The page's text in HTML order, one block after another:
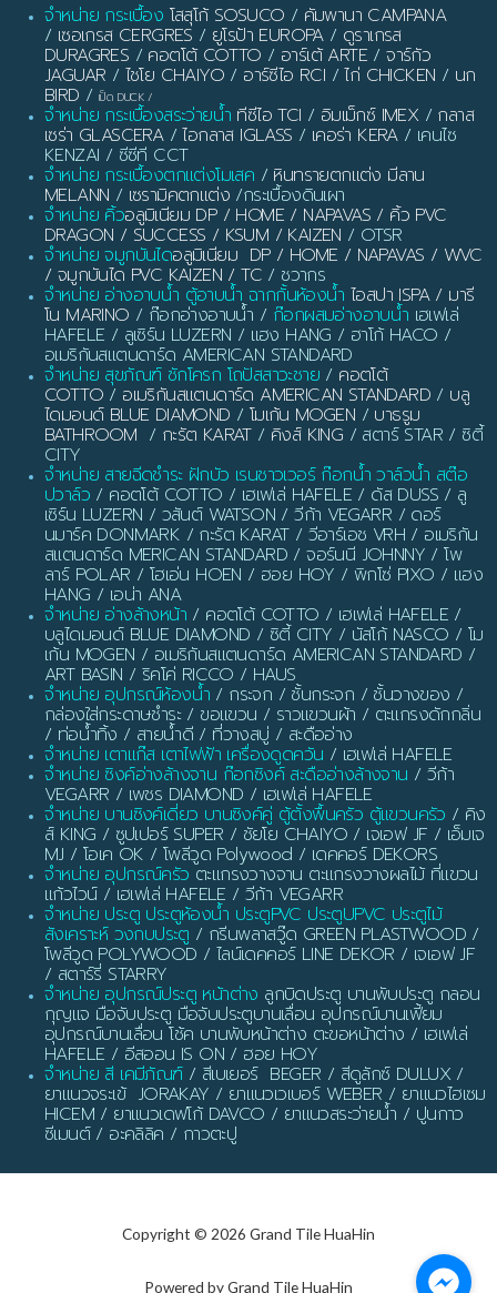
จำหน่าย กระเบื้อง โสสุโก้ SOSUCO / คัมพานา CAMPANA
/ เซอเกรส CERGRES / ยูโรป้า EUROPA/ ดูราเกรส
DURAGRES / คอตโต้ COTTO / อาร์เต้ ARTE /จาร์กัว
JAGUAR / ไชโย CHAIYO / อาร์ซีไอ RCI /ไก่ CHICKEN / นก
BIRD / เป็ด DUCK /
จำหน่าย กระเบื้องสระว่ายน้ำ ทีซีไอ TCI / อิมเม็กซ์ IMEX/ กลาส
เซร่า GLASCERA/ไอกลาส IGLASS / เคอร่า KERA/ เคนไซ
KENZAI / ซีซีที CCT
จำหน่าย กระเบื้องตกแต่งโมเสค / หินทรายตกแต่ง มีลาน
MELANN / เซรามิคตกแต่ง /กระเบื้องดินเผา
จำหน่าย คิ้วอลูมิเนียม DP / HOME / NAPAVAS / คิ้ว PVC
DRAGON / SUCCESS / KSUM / KAIZEN / OTSR
จำหน่าย จมูกบันไดอลูมิเนียม DP / HOME / NAPAVAS / WVC
/ จมูกบันได PVC KAIZEN / TC / ชวากร
จำหน่าย อ่างอาบน้ำ ตู้อาบน้ำ ฉากกั้นห้องน้ำ ไอสปา ISPA / มารี
โน MARINO / ก๊อกอ่างอาบน้ำ / ก๊อกผสมอ่างอาบน้ำ เฮเฟเล่
HAFELE / ลูเซิร์น LUZERN / แฮง HANG / ฮาโก้ HACO /
อเมริกันสแตนดาร์ด AMERICAN STANDARD
จำหน่าย สุขภัณฑ์ ชักโครก โถปัสสาวะชาย / คอตโต้
COTTO / อเมริกันสแตนดาร์ด AMERICAN STANDARD / บลู
ไดมอนด์ BLUE DIAMOND / โมเก้น MOGEN / บาธรูม
BATHROOM / กะรัต KARAT/ คิงส์ KING / สตาร์ STAR / ซิตี้
CITY
จำหน่าย สายฉีดชำระ ฝักบัว เรนชาวเวอร์ ก๊อกน้ำ วาล์วน้ำ สต๊อ
ปวาล์ว / คอตโต้ COTTO / เฮเฟเล่ HAFELE / ดัส DUSS / ลู
เซิร์น LUZERN / วสันต์ WATSON / วีก้า VEGARR / ดอร์
นมาร์ค DONMARK / กะรัต KARAT / วีอาร์เอช VRH / อเมริกัน
สแตนดาร์ด MERICAN STANDARD / จอร์นนี JOHNNY / โพ
ลาร์ POLAR / โฮเอ่น HOEN / ฮอย HOY / พิกโซ่ PIXO / แฮง
HANG / เอน่า ANA
จำหน่าย อ่างล้างหน้า / คอตโต้ COTTO / เฮเฟเล่ HAFELE /
บลูไดมอนด์ BLUE DIAMOND / ซิตี้ CITY / นัสโก้ NASCO / โม
เก้น MOGEN / อเมริกันสแตนดาร์ด AMERICAN STANDARD /
ART BASIN / ริคโค่ RICCO / HAUS
จำหน่าย อุปกรณ์ห้องน้ำ / กระจก / ชั้นกระจก / ชั้นวางของ /
กล่องใส่กระดาษชำระ / ขอแขวน / ราวแขวนผ้า / ตะแกรงดักกลิ่น
/ ท่อน้ำทิ้ง / สายน้ำดี / ที่วางสบู่ / สะดืออ่าง
จำหน่าย เตาแก๊ส เตาไฟฟ้า เครื่องดูดควัน / เฮเฟเล่ HAFELE
จำหน่าย ซิงค์อ่างล้างจาน ก๊อกซิงค์ สะดืออ่างล้างจาน / วีก้า
VEGARR / เพชร DIAMOND / เฮเฟเล่ HAFELE
จำหน่าย บานซิงค์เดี่ยว บานซิงค์คู่ ตู้ตั้งพื้นครัว ตู้แขวนครัว / คิง
ส์ KING / ซูปเปอร์ SUPER / ชัยโย CHAIYO / เจเอฟ JF / เอ็มเจ
MJ / โอเค OK / โพลีวูด Polywood / เดคคอร์ DEKORS
จำหน่าย อุปกรณ์ครัว ตะแกรงวางจาน ตะแกรงวางผลไม้ ที่แขวน
แก้วไวน์ / เฮเฟเล่ HAFELE / วีก้า VEGARR
จำหน่าย ประตู ประตูห้องน้ำ ประตูPVC ประตูUPVC ประตูไม้
สังเคราะห์ วงกบประตู / กรีนพลาสวู๊ด GREEN PLASTWOOD /
โพลีวูด POLYWOOD / ไลน์เดคคอร์ LINE DEKOR / เจเอฟ JF
/ สตาร์รี่ STARRY
จำหน่าย อุปกรณ์ประตู หน้าต่าง ลูกบิดประตู บานพับประตู กลอน
กุญแจ มือจับประตู มือจับประตูบานเลื่อน อุปกรณ์บานเฟี้ยม
อุปกรณ์บานเลื่อน โช้ค บานพับหน้าต่าง ตะขอหน้าต่าง / เฮเฟเล่
HAFELE / อีสออน IS ON / ฮอย HOY
จำหน่าย สี เคมีภัณฑ์/ สีเบเยอร์ BEGER / สีดูลักซ์ DULUX /
ยาแนวจระเข้ JORAKAY / ยาแนวเวเบอร์ WEBER / ยาแนวไฮเซม
HICEM / ยาแนวเดฟโก้ DAVCO / ยาแนวสระว่ายน้ำ / ปูนกาว
ซีเมนต์ / อะคลิลิค / กาวตะปู
Copyright © 2026 Grand Tile HuaHin
Powered by Grand Tile HuaHin